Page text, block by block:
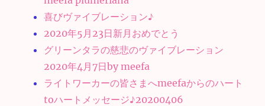
喜びヴァイブレーション♪
2020年5月23日新月おめでとう
グリーンタラの慈悲のヴァイブレーション
2020年4月7日by meefa
ライトワーカーの皆さまへmeefaからのハート
toハートメッセージ♪20200406